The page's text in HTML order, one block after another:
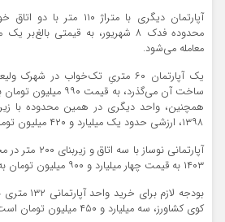
معامله می‌شود.
ساخت آن می‌گذرد، به
۱۳۹۸، ارزشی حدود یک میلیارد و ۴۲۰ میلیون تومان دارد.
آپارتمانی نوساز
۱۴۰۳ به قیمت چهار میلیارد و ۹۰۰ میلیون تومان به فروش می‌رسد.
کوی کشاورز، سه میلیارد و ۴۵۰ میلیون تومان است.